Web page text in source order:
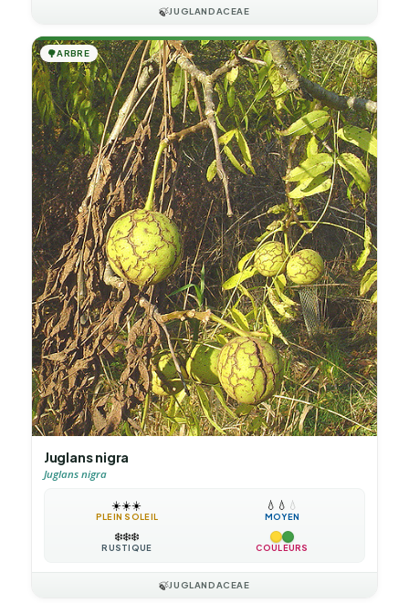
🍃JUGLANDACEAE
🌳ARBRE
Juglans nigra
Juglans nigra
☀️☀️☀️
PLEIN SOLEIL
💧 💧 💧
MOYEN
❄️❄️❄️
RUSTIQUE COULEURS
🍃JUGLANDACEAE